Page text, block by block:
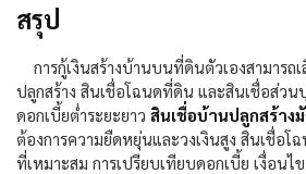
สรุป
การกู้เงินสร้างบ้านบนที่ดินตัวเองสามารถ
ปลูกสร้าง สินเชื่อโฉนดที่ดิน และสินเชื่อส่วน
ดอกเบี้ยต่ำระยะยาว สินเชื่อบ้านปลูกสร้าง
ต้องการความยืดหยุ่นและวงเงินสูง สินเชื่อโ
ที่เหมาะสม การเปรียบเทียบดอกเบี้ย เงื่อนไ